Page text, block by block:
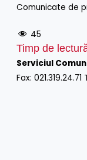
Comunicate de
45
Timp de
Serviciul
Fax: 021.319.24.71